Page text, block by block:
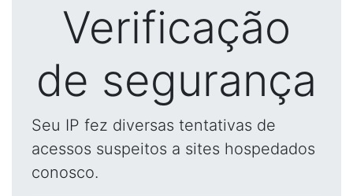
Verificação
de segurança
Seu IP fez diversas tentativas de
acessos suspeitos a sites hospedados
conosco.